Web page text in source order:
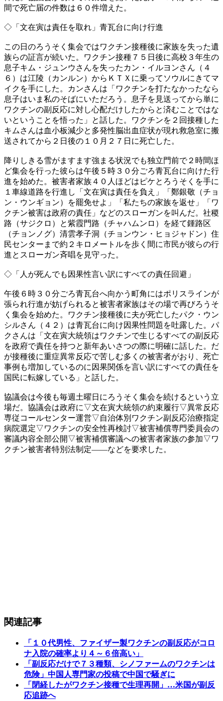
間で死亡届の件数は６０件増えた。
◇「文在寅は責任を取れ」青瓦台に向け行進
この日のろうそく集会ではワクチン接種後に家族を失った遺
族らの証言が続いた。ワクチン接種７５日後に高校３年生の
息子キム・ジュンウさんを失ったカン・イルヨンさん（４
６）は江陵（カンルン）からＫＴＸに乗ってソウルにきてマ
イクを手にした。カンさんは「ワクチンを打たなかったなら
息子はいま私のそばにいただろう。息子を見送ってから単に
ワクチンの副反応に対し心配だけしたからと済むことではな
いということを悟った」と話した。ワクチンを２回接種した
キムさんは血小板減少と多発性脳出血症状が現れ救急室に搬
送されてから２日後の１０月２７日に死亡した。
降りしきる雪がますます強まる状況でも独立門前で２時間ほ
ど集会を行った彼らは午後５時３０分ごろ青瓦台に向けた行
進を始めた。被害者家族４０人ほどはピケとろうそくを手に
１車線道路を行進し「文在寅は責任を負え」「鄭銀敬（チョ
ン・ウンギョン）を罷免せよ」「私たちの家族を返せ」「ワ
クチン被害は政府の責任」などのスローガンを叫んだ。社稷
路（サジクロ）と紫霞門路（チャハムンロ）を経て鍾路区
（チョンノグ）清雲孝子洞（チョンウン・ヒョジャドン）住
民センターまで約２キロメートルを歩く間に市民が彼らの行
進とスローガン斉唱を見守った。
◇「人が死んでも因果性言い訳にすべての責任回避」
午後６時３０分ごろ青瓦台へ向かう町角にはポリスラインが
張られ行進が妨げられると被害者家族はその場で再びろうそ
く集会を始めた。ワクチン接種後に夫が死亡したパク・ウン
シルさん（４２）は青瓦台に向け因果性問題を吐露した。パ
クさんは「文在寅大統領はワクチンで生じるすべての副反応
を政府で責任を持つと新年あいさつの際に明確に話した。だ
が接種後に重症異常反応で苦しむ多くの被害者がおり、死亡
事例も増加しているのに因果関係を言い訳にすべての責任を
国民に転嫁している」と話した。
協議会は今後も毎週土曜日にろうそく集会を続けるという立
場だ。協議会は政府に▽文在寅大統領の約束履行▽異常反応
専従コールセンター運営▽自治体別ワクチン副反応治療指定
病院選定▽ワクチンの安全性再検討▽被害補償専門委員会の
審議内容全部公開▽被害補償審議への被害者家族の参加▽ワ
クチン被害者特別法制定――などを要求した。
関連記事
「１０代男性、ファイザー製ワクチンの副反応がコロ
ナ入院の確率より４～６倍高い」
「副反応だけで７３種類、シノファームのワクチンは
危険」中国人専門家の投稿で中国で騒ぎに
「閉経したがワクチン接種で生理再開」…米国が副反
応追跡へ